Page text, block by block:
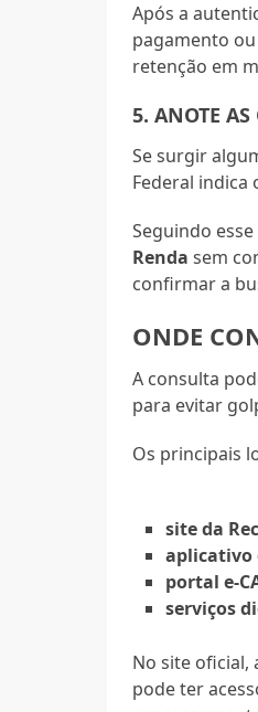
Após a
pagamento
retenção em
5. ANOTE AS
Se surgir
Federal
Seguindo esse
Renda sem
confirmar a
ONDE
A consulta
para evitar
Os principais
site da
aplicativo
portal e-
serviços
No site oficial,
pode ter